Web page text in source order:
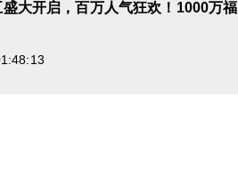
盛大开启，百万人气狂欢！1000万福